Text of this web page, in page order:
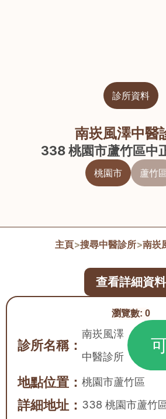
診所資料
南崁風澤中醫
338 桃園市蘆竹區中
桃園市 蘆竹
主頁>搜尋中醫診所>南崁
瀏覽數: 0
診所名稱：
南崁風澤
中醫診所
地點位置： 桃園市蘆竹區
詳細地址： 338 桃園市蘆竹
查看詳細資料